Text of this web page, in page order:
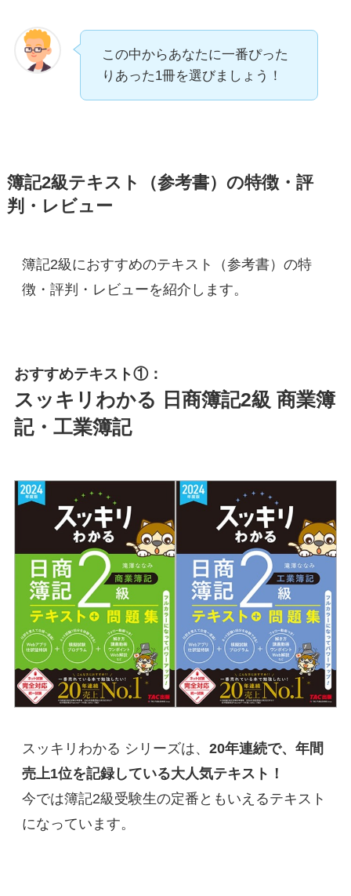
この中からあなたに一番ぴった
りあった1冊を選びましょう！
簿記2級テキスト（参考書）の特徴・評
判・レビュー
簿記2級におすすめのテキスト（参考書）の特
徴・評判・レビューを紹介します。
おすすめテキスト①：
スッキリわかる 日商簿記2級 商業簿
記・工業簿記
スッキリわかる シリーズは、 20年連続で、年間
売上1位を記録している大人気テキスト！
今では簿記2級受験生の定番ともいえるテキスト
になっています。